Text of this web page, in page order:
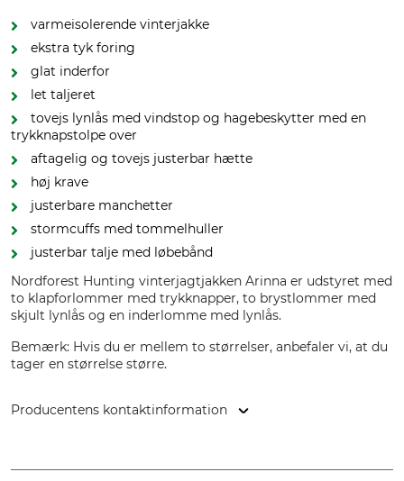
varmeisolerende vinterjakke
ekstra tyk foring
glat inderfor
let taljeret
tovejs lynlås med vindstop og hagebeskytter med en
trykknapstolpe over
aftagelig og tovejs justerbar hætte
høj krave
justerbare manchetter
stormcuffs med tommelhuller
justerbar talje med løbebånd
Nordforest Hunting vinterjagtjakken Arinna er udstyret med
to klapforlommer med trykknapper, to brystlommer med
skjult lynlås og en inderlomme med lynlås.
Bemærk: Hvis du er mellem to størrelser, anbefaler vi, at du
tager en størrelse større.
Producentens kontaktinformation
www.grube.de